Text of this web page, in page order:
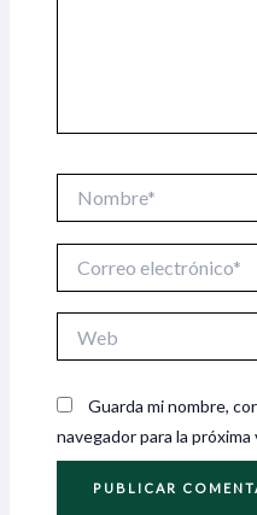
electrónico*
Guarda mi nombre,
navegador para la